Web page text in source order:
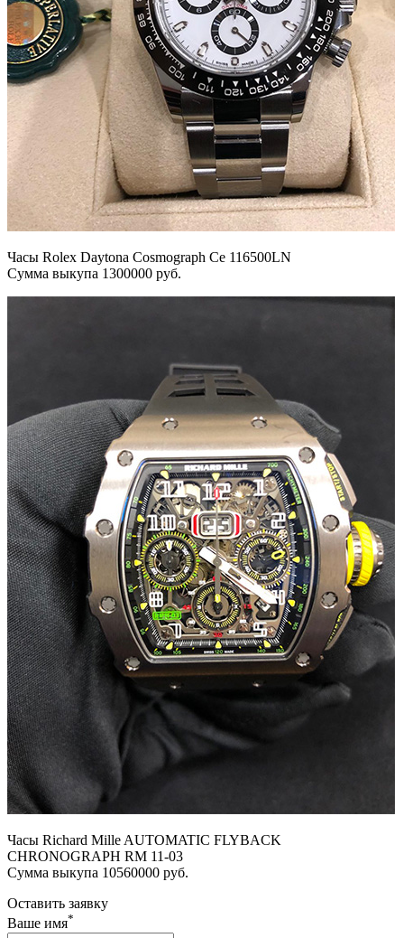
Часы Rolex Daytona Cosmograph Ce 116500LN
Сумма выкупа 1300000 руб.
Часы Richard Mille AUTOMATIC FLYBACK
CHRONOGRAPH RM 11-03
Сумма выкупа 10560000 руб.
Оставить заявку
Ваше имя*